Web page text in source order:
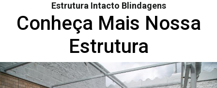
Estrutura Intacto Blindagens
Conheça Mais Nossa
Estrutura